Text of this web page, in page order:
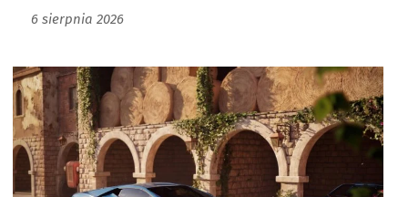
6 sierpnia 2026